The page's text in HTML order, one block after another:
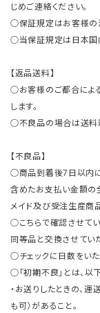
じめご連絡ください。
○保証規定はお客様の
○当保証規定は日本国
【返品送料】
○お客様のご都合によ
します。
○不良品の場合は送料
【不良品】
○商品到着後7日以内
含めたお支払い金額の
メイド及び受注生産商
○こちらで確認させて
同等品と交換させてい
○チェックに日数をいた
○「初期不良」とは、以
・お送りしたときの、
も可）があること。